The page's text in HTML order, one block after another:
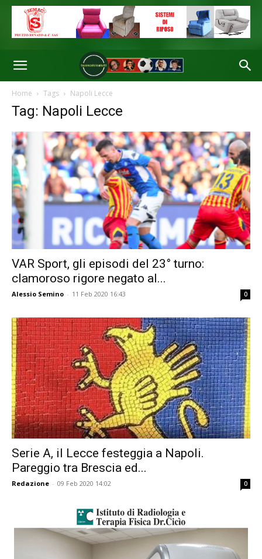
Home Tags Napoli Lecce
Tag: Napoli Lecce
VAR Sport, gli episodi del 23° turno:
clamoroso rigore negato al...
Alessio Semino - 11 Feb 2020 16:43 0
Serie A, il Lecce festeggia a Napoli.
Pareggio tra Brescia ed...
Redazione - 09 Feb 2020 14:02 0